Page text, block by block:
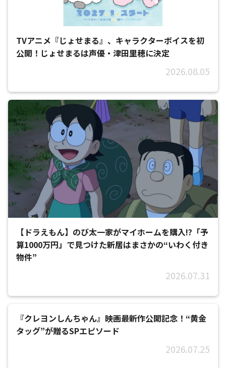
TVアニメ『じょせまる』、キャラクターボイスを初
公開！じょせまるは声優・津田里穂に決定
2026.08.05
【ドラえもん】のび太一家がマイホームを購入!?「予
算1000万円」で見つけた新居はまさかの“いわく付き
物件”
2026.07.31
『クレヨンしんちゃん』映画最新作公開記念！“黄金
タッグ”が贈るSPエピソード
2026.07.25